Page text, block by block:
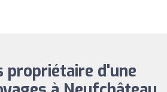
propriétaire d'une